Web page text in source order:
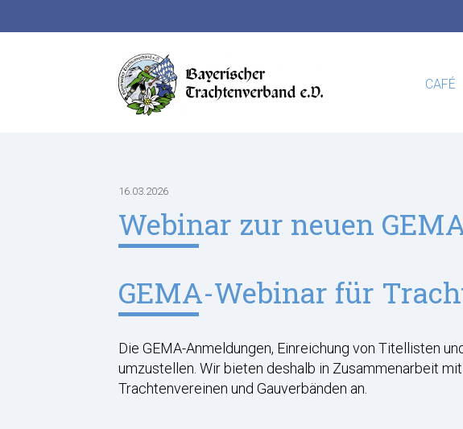
CAFÉ
16.03.2026
Webinar zur neuen
GEMA-Webinar für
Die GEMA-Anmeldungen, Einreichung von Titellisten
umzustellen. Wir bieten deshalb in Zusammenarbeit
Trachtenvereinen und Gauverbänden an.